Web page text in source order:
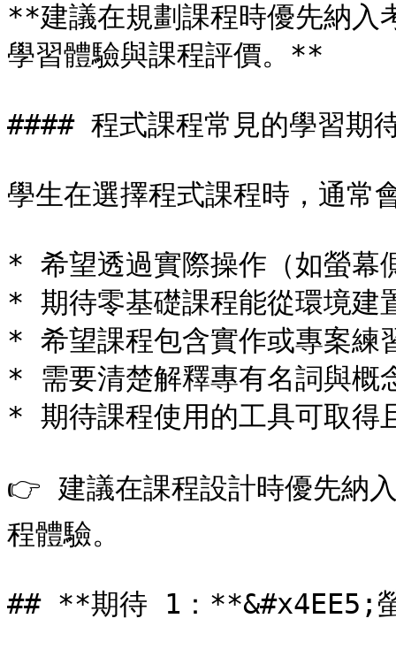
**建議在規劃課程時優先納入
學習體驗與課程評價。**
#### 程式課程常見的學習期
學生在選擇程式課程時，通常
* 希望透過實際操作（如螢幕
* 期待零基礎課程能從環境建
* 希望課程包含實作或專案練
* 需要清楚解釋專有名詞與概
* 期待課程使用的工具可取得
👉 建議在課程設計時優先納
程體驗。
## **期待 1：**&#x4EE5;螢